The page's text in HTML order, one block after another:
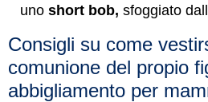
uno short bob, sfoggiato
Consigli su come
comunione del propio
abbigliamento per